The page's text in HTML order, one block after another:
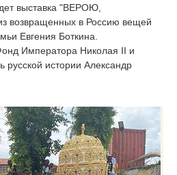
выставка "ВЕРОЮ,
в Россию вещей
Евгения Боткина.
Императора Николая II и
русской истории Александр